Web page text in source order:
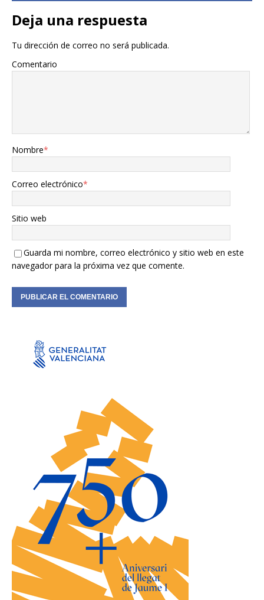
Deja una respuesta
Tu dirección de correo no será publicada.
Comentario
Nombre*
Correo electrónico*
Sitio web
Guarda mi nombre, correo electrónico y sitio web en este
navegador para la próxima vez que comente.